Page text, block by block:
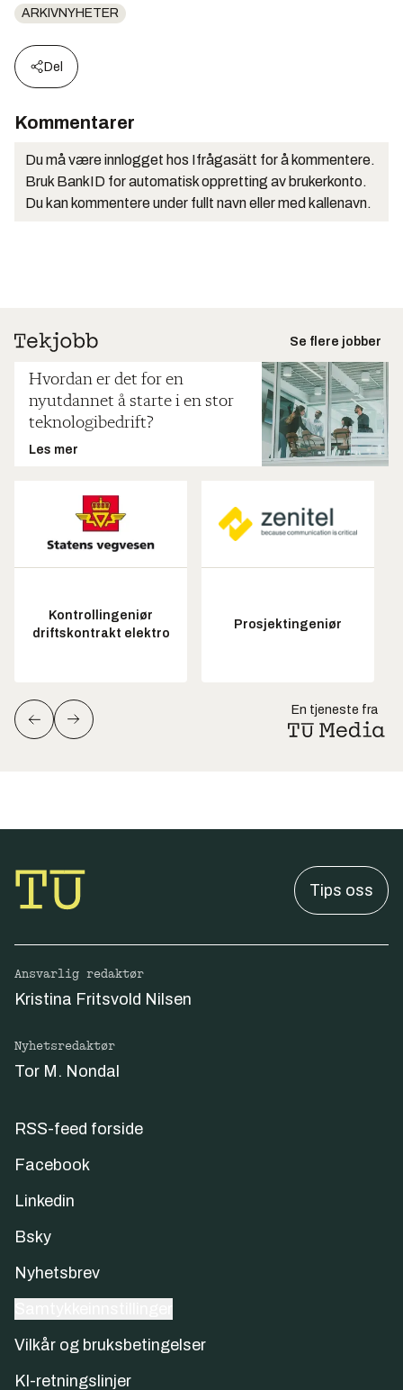
ARKIVNYHETER
Del
Kommentarer
Du må være innlogget hos Ifrågasätt for å kommentere.
Bruk BankID for automatisk oppretting av brukerkonto.
Du kan kommentere under fullt navn eller med kallenavn.
Se flere jobber
Hvordan er det for en
nyutdannet å starte i en stor
teknologibedrift?
Les mer
Kontrollingeniør
driftskontrakt elektro
Prosjektingeniør
En tjeneste fra
Tips oss
Ansvarlig redaktør
Kristina Fritsvold Nilsen
Nyhetsredaktør
Tor M. Nondal
RSS-feed forside
Facebook
Linkedin
Bsky
Nyhetsbrev
Vilkår og bruksbetingelser
KI-retningslinjer